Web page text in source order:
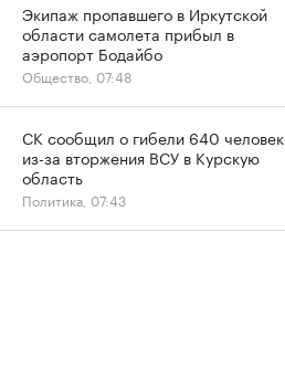
Экипаж пропавшего в Иркутской
области самолета прибыл в
аэропорт Бодайбо
Общество, 07:48
СК сообщил о гибели 640 человек
из-за вторжения ВСУ в Курскую
область
Политика, 07:43